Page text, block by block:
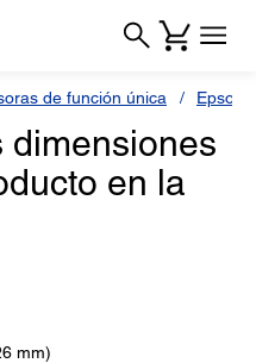
de función única Epson
dimensiones
en la
mm)